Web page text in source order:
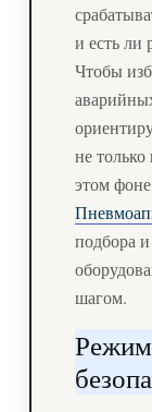
и есть ли
Чтобы
не
этом
подбора
шагом.